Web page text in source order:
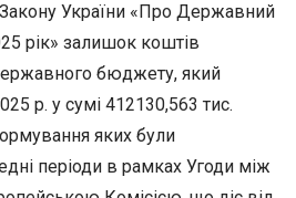
Закону України «Про Державний
рік» залишок коштів
бюджету, який
р. у сумі 412130,563 тис.
яких були
періоди в рамках Угоди між